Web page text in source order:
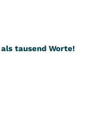
tausend Worte!